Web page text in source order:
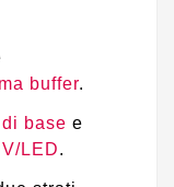
buffer.
base e
LED.